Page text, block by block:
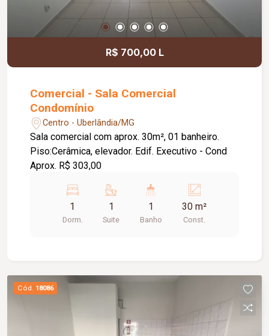
R$ 700,00 L
Comercial - Sala Comercial
Condomínio
Centro - Uberlândia/MG
Sala comercial com aprox. 30m², 01 banheiro.
Piso:Cerâmica, elevador. Edif. Executivo - Cond
Aprox. R$ 303,00
1
Dorm.
1
Suite
1
Banho
30 m²
Const.
Cód. 18086